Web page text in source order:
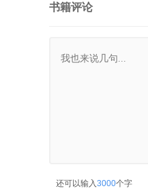
书籍评论
还可以输入3000个字